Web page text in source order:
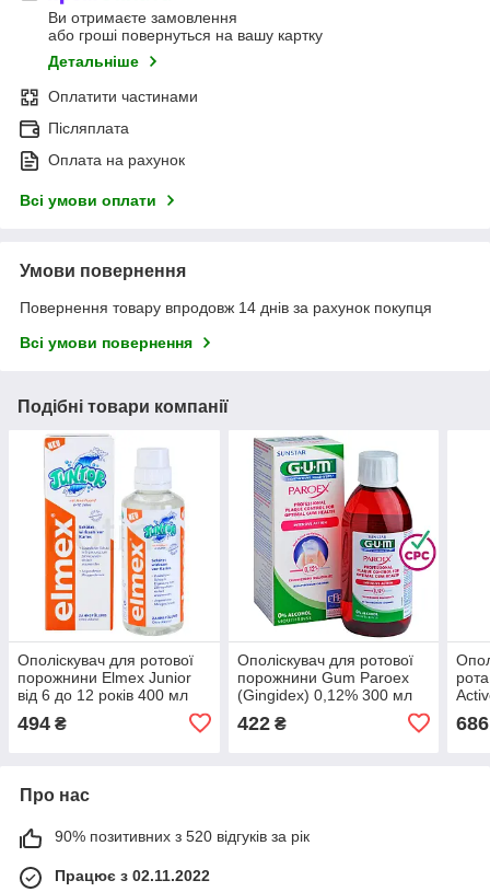
Ви отримаєте замовлення
або гроші повернуться на вашу картку
Детальніше
Оплатити частинами
Післяплата
Оплата на рахунок
Всі умови оплати
Умови повернення
Повернення товару впродовж 14 днів за рахунок покупця
Всі умови повернення
Подібні товари компанії
Ополіскувач для ротової
порожнини Elmex Junior
від 6 до 12 років 400 мл
494 ₴
Ополіскувач для ротової
порожнини Gum Paroex
(Gingidex) 0,12% 300 мл
422₴ 686
Про нас
90% позитивних з 520 відгуків за рік
Працює з 02.11.2022